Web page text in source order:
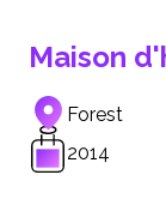
Maison
Forest
2014